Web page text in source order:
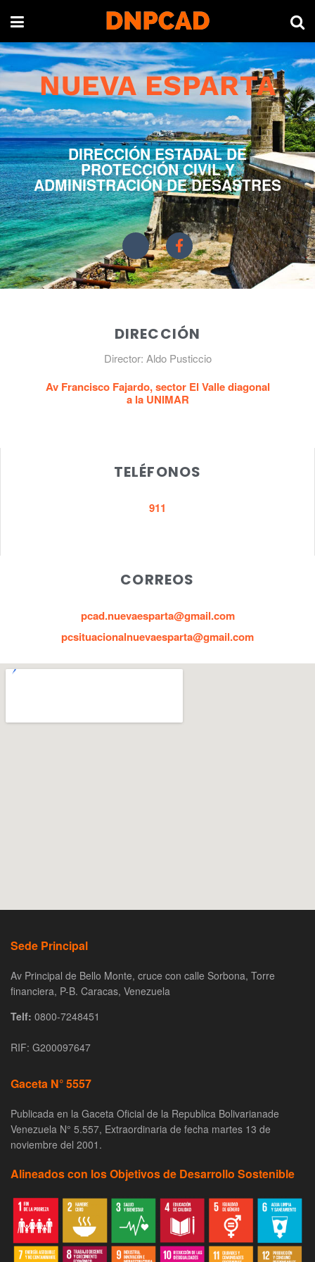
NUEVA ESPARTA
DIRECCIÓN ESTADAL DE
PROTECCIÓN CIVIL Y
ADMINISTRACIÓN DE DESASTRES
DIRECCIÓN
Director: Aldo Pusticcio
Av Francisco Fajardo, sector El Valle diagonal
a la UNIMAR
TELÉFONOS
911
CORREOS
pcad.nuevaesparta@gmail.com
pcsituacionalnuevaesparta@gmail.com
Sede Principal
Av Principal de Bello Monte, cruce con calle Sorbona, Torre
financiera, P-B. Caracas, Venezuela
Telf: 0800-7248451
RIF: G200097647
Gaceta N° 5557
Publicada en la Gaceta Oficial de la Republica Bolivarianade
Venezuela N° 5.557, Extraordinaria de fecha martes 13 de
noviembre del 2001.
Alineados con los Objetivos de Desarrollo Sostenible